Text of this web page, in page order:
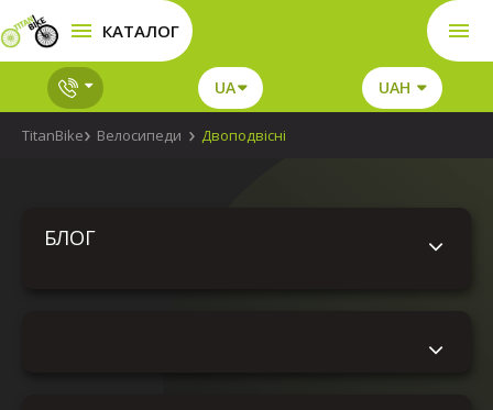
КАТАЛОГ
UA UAH
TitanBike Велосипеди Двоподвісні
БЛОГ